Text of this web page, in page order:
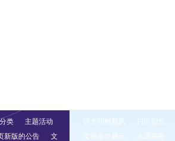
类
主题活动
新版的公告
文
讲文明树新风 日出初光
文明单位展示
志愿服务